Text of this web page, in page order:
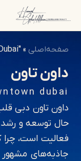
صفحه‌اصلی»
Dubai"
داون تاون
dubai
داون تاون دبی
حال توسعه و رشد
فعالیت است، چرا
جاذبه‌های مشهور